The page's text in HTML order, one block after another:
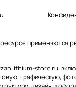
применяются
store.ru,
графическую,